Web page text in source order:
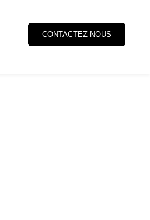
CONTACTEZ-NOUS